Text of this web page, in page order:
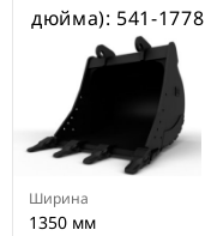
дюйма): 541-1778
Ширина
1350 мм